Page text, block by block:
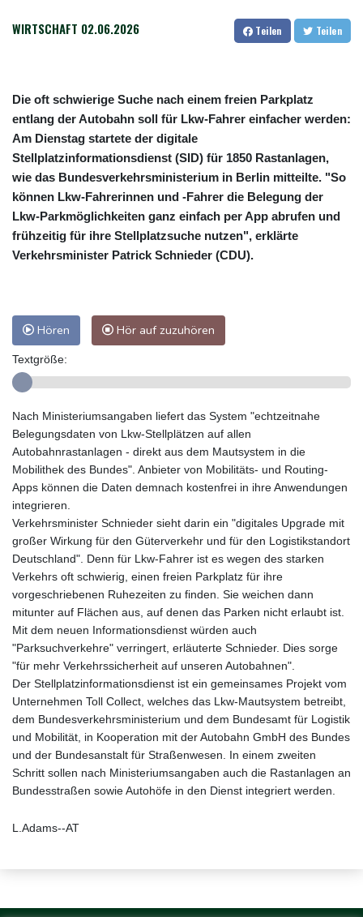
WIRTSCHAFT 02.06.2026 Teilen Teilen
Die oft schwierige Suche nach einem freien Parkplatz
entlang der Autobahn soll für Lkw-Fahrer einfacher werden:
Am Dienstag startete der digitale
Stellplatzinformationsdienst (SID) für 1850 Rastanlagen,
wie das Bundesverkehrsministerium in Berlin mitteilte. "So
können Lkw-Fahrerinnen und -Fahrer die Belegung der
Lkw-Parkmöglichkeiten ganz einfach per App abrufen und
frühzeitig für ihre Stellplatzsuche nutzen", erklärte
Verkehrsminister Patrick Schnieder (CDU).
Hören Hör auf zuzuhören
Textgröße:
Nach Ministeriumsangaben liefert das System "echtzeitnahe
Belegungsdaten von Lkw-Stellplätzen auf allen
Autobahnrastanlagen - direkt aus dem Mautsystem in die
Mobilithek des Bundes". Anbieter von Mobilitäts- und Routing-
Apps können die Daten demnach kostenfrei in ihre Anwendungen
integrieren.
Verkehrsminister Schnieder sieht darin ein "digitales Upgrade mit
großer Wirkung für den Güterverkehr und für den Logistikstandort
Deutschland". Denn für Lkw-Fahrer ist es wegen des starken
Verkehrs oft schwierig, einen freien Parkplatz für ihre
vorgeschriebenen Ruhezeiten zu finden. Sie weichen dann
mitunter auf Flächen aus, auf denen das Parken nicht erlaubt ist.
Mit dem neuen Informationsdienst würden auch
"Parksuchverkehre" verringert, erläuterte Schnieder. Dies sorge
"für mehr Verkehrssicherheit auf unseren Autobahnen".
Der Stellplatzinformationsdienst ist ein gemeinsames Projekt vom
Unternehmen Toll Collect, welches das Lkw-Mautsystem betreibt,
dem Bundesverkehrsministerium und dem Bundesamt für Logistik
und Mobilität, in Kooperation mit der Autobahn GmbH des Bundes
und der Bundesanstalt für Straßenwesen. In einem zweiten
Schritt sollen nach Ministeriumsangaben auch die Rastanlagen an
Bundesstraßen sowie Autohöfe in den Dienst integriert werden.
L.Adams--AT